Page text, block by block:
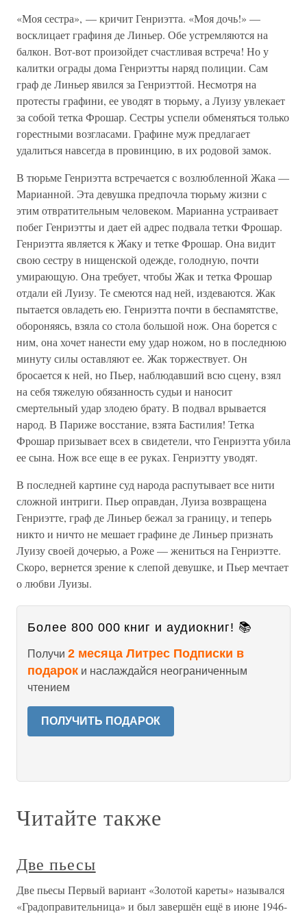
«Моя сестра», — кричит Генриэтта. «Моя дочь!» —
восклицает графиня де Линьер. Обе устремляются на
балкон. Вот-вот произойдет счастливая встреча! Но у
калитки ограды дома Генриэтты наряд полиции. Сам
граф де Линьер явился за Генриэттой. Несмотря на
протесты графини, ее уводят в тюрьму, а Луизу увлекает
за собой тетка Фрошар. Сестры успели обменяться только
горестными возгласами. Графине муж предлагает
удалиться навсегда в провинцию, в их родовой замок.
В тюрьме Генриэтта встречается с возлюбленной Жака —
Марианной. Эта девушка предпочла тюрьму жизни с
этим отвратительным человеком. Марианна устраивает
побег Генриэтты и дает ей адрес подвала тетки Фрошар.
Генриэтта является к Жаку и тетке Фрошар. Она видит
свою сестру в нищенской одежде, голодную, почти
умирающую. Она требует, чтобы Жак и тетка Фрошар
отдали ей Луизу. Те смеются над ней, издеваются. Жак
пытается овладеть ею. Генриэтта почти в беспамятстве,
обороняясь, взяла со стола большой нож. Она борется с
ним, она хочет нанести ему удар ножом, но в последнюю
минуту силы оставляют ее. Жак торжествует. Он
бросается к ней, но Пьер, наблюдавший всю сцену, взял
на себя тяжелую обязанность судьи и наносит
смертельный удар злодею брату. В подвал врывается
народ. В Париже восстание, взята Бастилия! Тетка
Фрошар призывает всех в свидетели, что Генриэтта убила
ее сына. Нож все еще в ее руках. Генриэтту уводят.
В последней картине суд народа распутывает все нити
сложной интриги. Пьер оправдан, Луиза возвращена
Генриэтте, граф де Линьер бежал за границу, и теперь
никто и ничто не мешает графине де Линьер признать
Луизу своей дочерью, а Роже — жениться на Генриэтте.
Скоро, вернется зрение к слепой девушке, и Пьер мечтает
о любви Луизы.
Более 800 000 книг и аудиокниг! 📚
Получи 2 месяца Литрес Подписки в
подарок и наслаждайся неограниченным
чтением
ПОЛУЧИТЬ ПОДАРОК
Читайте также
Две пьесы
Две пьесы Первый вариант «Золотой кареты» назывался
«Градоправительница» и был завершён ещё в июне 1946-